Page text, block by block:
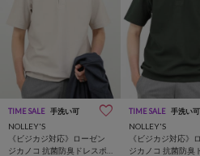
TIME SALE 手洗い可
NOLLEY'S
《ビジカジ対応》ローゼン
ジカノコ 抗菌防臭ドレスポ
TIME SALE 手洗い可
NOLLEY'S
《ビジカジ対応》
ジカノコ 抗菌防臭